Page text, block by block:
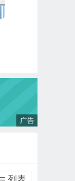
列表